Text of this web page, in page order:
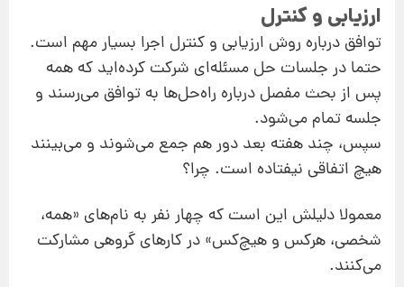
ارزیابی و کنترل
توافق درباره روش ارزیابی و کنترل اجرا بسیار مهم است.
حتما در جلسات حل‌ مسئله‌ای شرکت کرده‌اید که همه
پس از بحث مفصل درباره راه‌حل‌ها به توافق می‌رسند و
جلسه تمام می‌شود.
سپس، چند هفته بعد دور هم جمع می‌شوند و می‌بینند
هیچ اتفاقی نیفتاده است. چرا؟
معمولا دلیلش این است که چهار نفر به نام‌های «همه،
شخصی، هرکس و هیچ‌کس» در کارهای گروهی مشارکت
می‌کنند.